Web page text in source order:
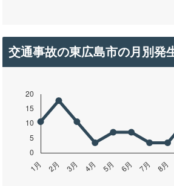
交通事故の東広島市の月別発